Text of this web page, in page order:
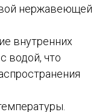
нержавеющей
внутренних
водой, что